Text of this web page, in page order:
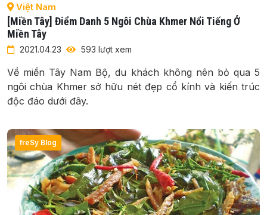
Việt Nam
[Miền Tây] Điểm Danh 5 Ngôi Chùa Khmer Nổi Tiếng Ở
Miền Tây
2021.04.23 593 lượt xem
Về miền Tây Nam Bộ, du khách không nên bỏ qua 5
ngôi chùa Khmer sở hữu nét đẹp cổ kính và kiến trúc
độc đáo dưới đây.
freSy Blog